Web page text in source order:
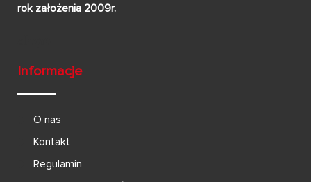
rok założenia 2009r.
Informacje
O nas
Kontakt
Regulamin